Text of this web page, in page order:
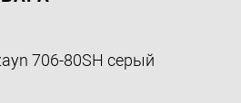
706-80SH серый